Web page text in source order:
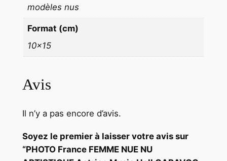
c
m
modèles nus
Format (cm)
10×15
Avis
Il n’y a pas encore d’avis.
Soyez le premier à laisser votre avis sur
“PHOTO France FEMME NUE NU